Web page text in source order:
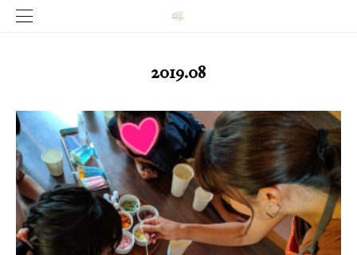
2019.08